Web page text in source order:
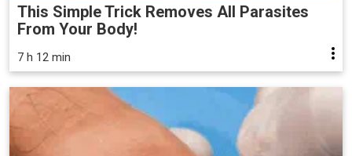
This Simple Trick Removes All Parasites
From Your Body!
7 h 12 min